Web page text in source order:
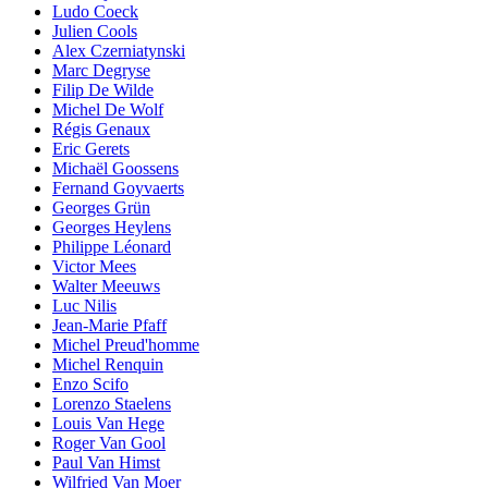
Ludo Coeck
Julien Cools
Alex Czerniatynski
Marc Degryse
Filip De Wilde
Michel De Wolf
Régis Genaux
Eric Gerets
Michaël Goossens
Fernand Goyvaerts
Georges Grün
Georges Heylens
Philippe Léonard
Victor Mees
Walter Meeuws
Luc Nilis
Jean-Marie Pfaff
Michel Preud'homme
Michel Renquin
Enzo Scifo
Lorenzo Staelens
Louis Van Hege
Roger Van Gool
Paul Van Himst
Wilfried Van Moer